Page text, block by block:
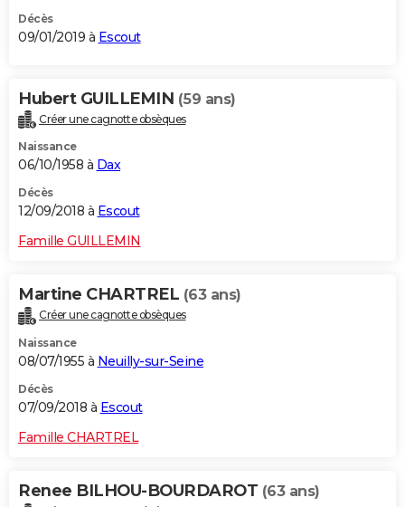
Décès
09/01/2019 à Escout
Hubert GUILLEMIN (59 ans)
Créer une cagnotte obsèques
Naissance
06/10/1958 à Dax
Décès
12/09/2018 à Escout
Famille GUILLEMIN
Martine CHARTREL (63 ans)
Créer une cagnotte obsèques
Naissance
08/07/1955 à Neuilly-sur-Seine
Décès
07/09/2018 à Escout
Famille CHARTREL
Renee BILHOU-BOURDAROT (63 ans)